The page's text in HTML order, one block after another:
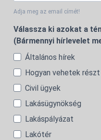
Adja meg az email címét!
Válassza ki azokat a
(Bármennyi hírlevelet
Általános hírek
Hogyan vehetek részt
Civil ügyek
Lakásügynökség
Lakáspályázat
Lakótér